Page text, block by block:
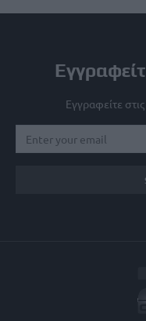
Εγγραφείτε